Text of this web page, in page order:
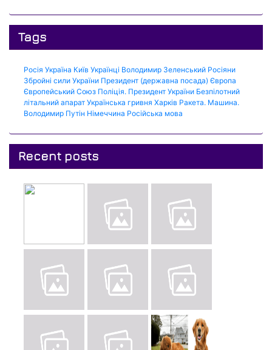
Tags
Росія Україна Київ Українці Володимир Зеленський Росіяни
Збройні сили України Президент (державна посада) Європа
Європейський Союз Поліція. Президент України Безпілотний
літальний апарат Українська гривня Харків Ракета. Машина.
Володимир Путін Німеччина Російська мова
Recent posts